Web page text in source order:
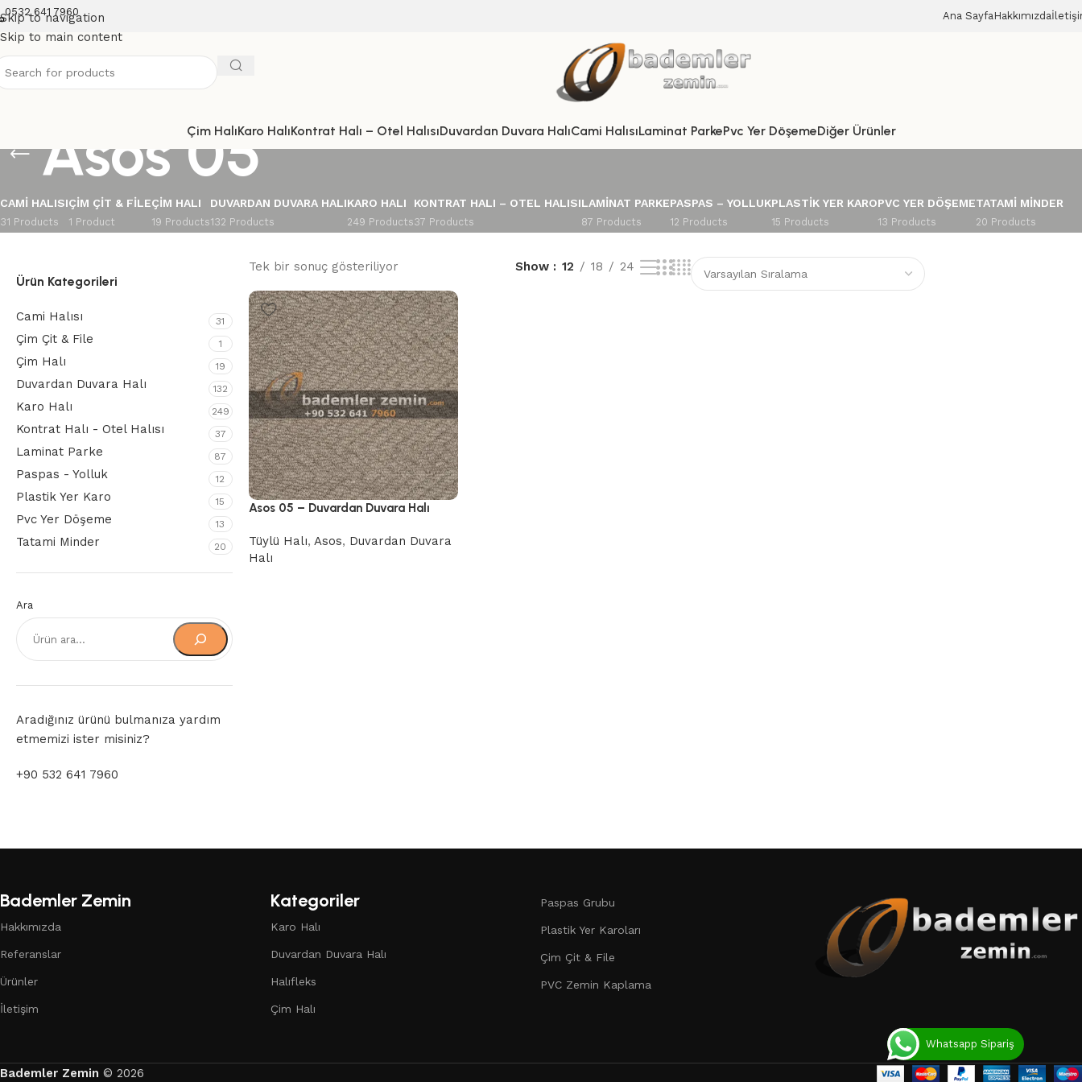
Skip to navigation
Skip to main content
0532 641 7960 Ana SayfaHakkımızda
Çim HalıKaro HalıKontrat Halı – Otel HalısıDuvardan Duvara HalıCami HalısıLaminat ParkePvc Yer DöşemeDiğer Ürünler
Asos 05
CAMI HALISI
31 Products
ÇIM ÇIT & FILE
1 Product
ÇIM HALI
19 Products
DUVARDAN DUVARA HALI
132 Products
KARO HALI
249 Products
KONTRAT HALI – OTEL HALISI
37 Products
LAMINAT PARKE
87 Products
PASPAS – YOLLUK
12 Products
PLASTIK YER KARO
15 Products
PVC YER DÖŞEME
13 Products
TATAMI MINDER
20 Products
Ürün Kategorileri
Cami Halısı 31
Çim Çit & File 1
Çim Halı 19
Duvardan Duvara Halı 132
Karo Halı 249
Kontrat Halı - Otel Halısı 37
Laminat Parke 87
Paspas - Yolluk 12
Plastik Yer Karo 15
Pvc Yer Döşeme 13
Tatami Minder 20
Ara
Aradığınız ürünü bulmanıza yardım
etmemizi ister misiniz?
+90 532 641 7960
Tek bir sonuç gösteriliyor Show 12 18 24
Asos 05 – Duvardan Duvara Halı
Tüylü Halı, Asos, Duvardan Duvara
Halı
Bademler Zemin
Hakkımızda
Referanslar
Ürünler
İletişim
Kategoriler
Karo Halı
Duvardan Duvara Halı
Halıfleks
Çim Halı
Paspas Grubu
Plastik Yer Karoları
Çim Çit & File
PVC Zemin Kaplama
Bademler Zemin © 2026
Whatsapp Sipariş